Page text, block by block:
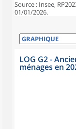
Source : Insee,
01/01/2026.
LOG G2 -
ménages en